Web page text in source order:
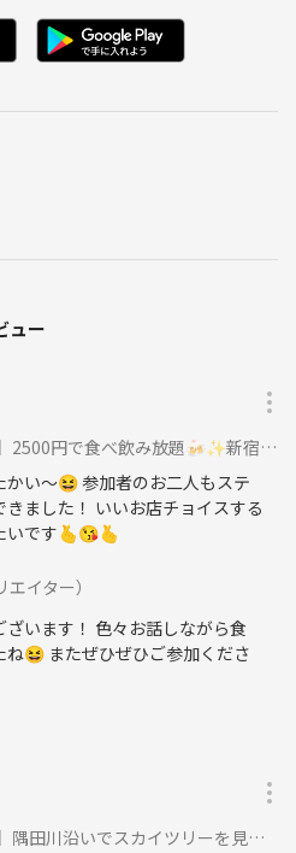
ュー
食べ飲み放題🍻✨新宿ゆる交流会《20〜32歳》に参加
い〜😆 参加者のお二人もステ
ました！ いいお店チョイスする
いです🫰😘🫰
エイター）
います！ 色々お話しながら食
ね😆 またぜひぜひご参加くださ
スカイツリーを見ながらナイトゆるラン🏃‍♂️🌃 《20~32歳》に参加